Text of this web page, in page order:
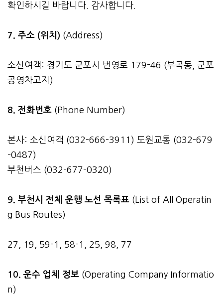
확인하시길 바랍니다. 감사합니다.
7. 주소 (위치) (Address)
소신여객: 경기도 군포시 번영로 179-46 (부곡동, 군포
공영차고지)
8. 전화번호 (Phone Number)
본사: 소신여객 (032-666-3911) 도원교통 (032-679
-0487)
부천버스 (032-677-0320)
9. 부천시 전체 운행 노선 목록표 (List of All Operatin
g Bus Routes)
27, 19, 59-1, 58-1, 25, 98, 77
10. 운수 업체 정보 (Operating Company Informatio
n)